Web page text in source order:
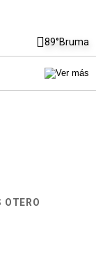
89°Bruma
OTERO